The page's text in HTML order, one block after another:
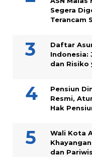
Segera
Terancam
Daftar
Indonesia:
dan Risiko
Pensiun
Resmi,
Hak
Wali Kota
dan